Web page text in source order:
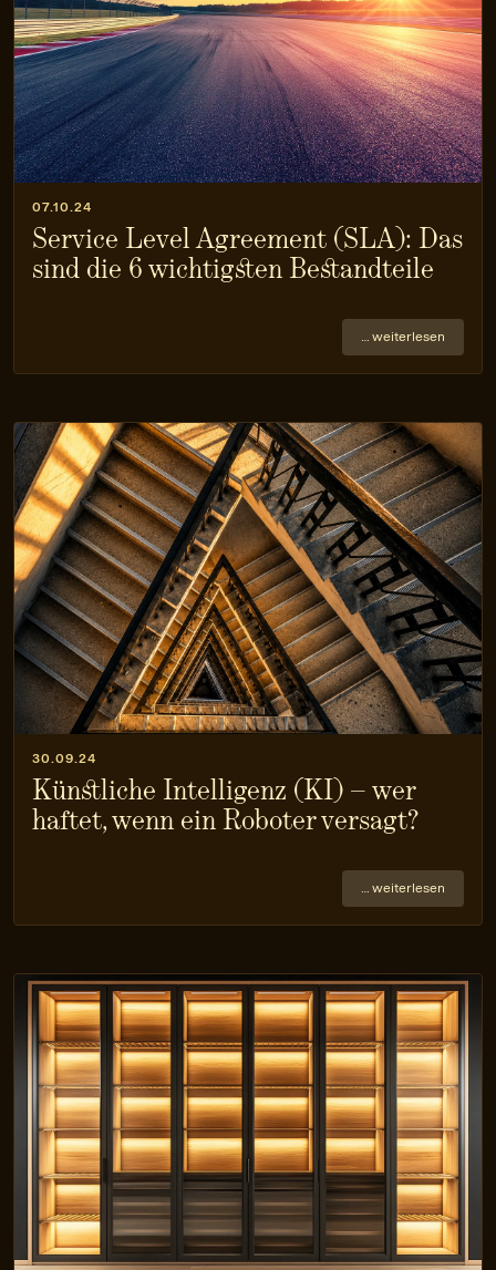
07.10.24
Service Level Agreement (SLA): Das
sind die 6 wichtigsten Bestandteile
… weiterlesen
30.09.24
Künstliche Intelligenz (KI) – wer
haftet, wenn ein Roboter versagt?
… weiterlesen